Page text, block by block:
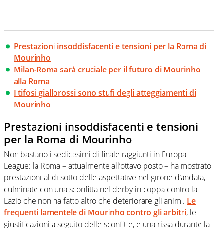
Prestazioni insoddisfacenti e tensioni per la Roma di
Mourinho
Milan-Roma sarà cruciale per il futuro di Mourinho
alla Roma
I tifosi giallorossi sono stufi degli atteggiamenti di
Mourinho
Prestazioni insoddisfacenti e tensioni
per la Roma di Mourinho
Non bastano i sedicesimi di finale raggiunti in Europa
League: la Roma – attualmente all’ottavo posto – ha mostrato
prestazioni al di sotto delle aspettative nel girone d’andata,
culminate con una sconfitta nel derby in coppa contro la
Lazio che non ha fatto altro che deteriorare gli animi. Le
frequenti lamentele di Mourinho contro gli arbitri, le
giustificazioni a seguito delle sconfitte, e una rissa durante la